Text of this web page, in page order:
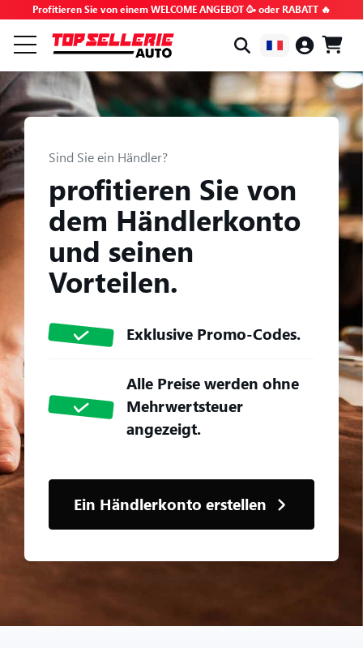
Profitieren Sie von einem WELCOME ANGEBOT 🥳 oder RABATT 🔥
NACH MARKE & MODELL
ALLE PRODUKTE
GUTSCHEINCODES
TIPPS UND TUTORIALS
HÄUFIG GESTELLTE FRAGEN
UNS KONTAKTIEREN
Sind Sie ein Händler?
profitieren Sie von
dem Händlerkonto
und seinen
Vorteilen.
Exklusive Promo-Codes.
Alle Preise werden ohne
Mehrwertsteuer
angezeigt.
Ein Händlerkonto erstellen